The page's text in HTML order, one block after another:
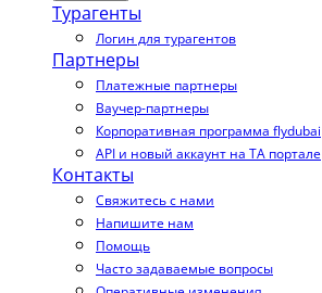
Турагенты
Логин для турагентов
Партнеры
Платежные партнеры
Ваучер-партнеры
Корпоративная программа flydubai
API и новый аккаунт на TA портале
Контакты
Свяжитесь с нами
Напишите нам
Помощь
Часто задаваемые вопросы